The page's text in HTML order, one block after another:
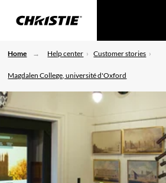
Home Help center Customer stories
Magdalen College, université d'Oxford